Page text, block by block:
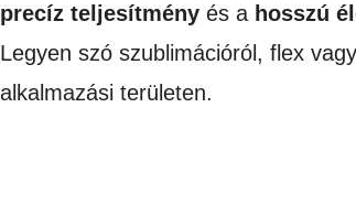
precíz teljesítmény és a hosszú
Legyen szó szublimációról, flex
alkalmazási területen.